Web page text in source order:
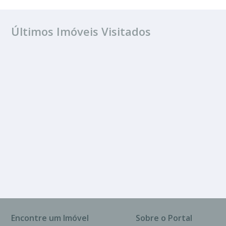
Últimos Imóveis Visitados
Encontre um Imóvel Sobre o Portal